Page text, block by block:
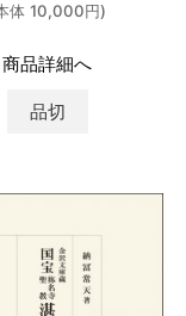
体 10,000円)
商品詳細へ
品切